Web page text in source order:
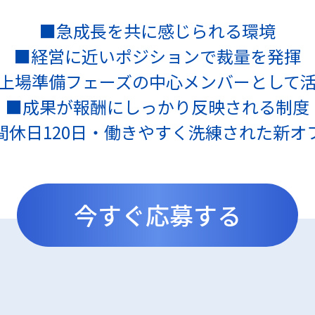
■急成⾧を共に感じられる環境
■経営に近いポジションで裁量を発揮
場準備フェーズの中心メンバーとして
■成果が報酬にしっかり反映される制度
日120日・働きやすく洗練された新オ
今すぐ応募する